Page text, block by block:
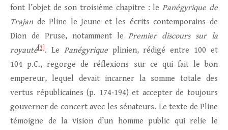
font l’objet de son troisième chapitre : lePanégyrique de
Trajan de Pline le Jeune et les écrits contemporains de
Dion de Pruse, notamment lePremier discours sur la
royauté[3] . Le Panégyrique plinien, rédigé entre 100 et
104 p.C., regorge de réflexions sur ce qui fait le bon
empereur, lequel devait incarner la somme totale des
vertus républicaines (p. 174‑194) et accepter de toujours
gouverner de concert avec les sénateurs. Le texte de Pline
témoigne de la vision d’un homme public qui relie le